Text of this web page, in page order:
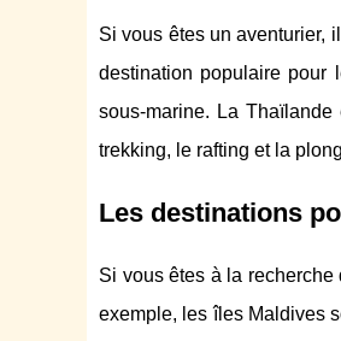
Si vous êtes un aventurier,
destination populaire pour
sous-marine. La
trekking, le rafting et la
Les destinations
Si vous êtes à la
exemple, les îles Maldives